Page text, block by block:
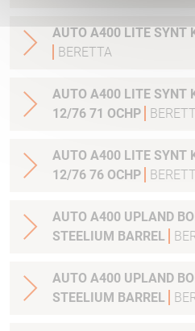
AUTO A400 LITE SYNT
BERETTA
AUTO A400 LITE SYNT
12/76 71 OCHP
AUTO A400 LITE SYNT
12/76 76 OCHP
AUTO A400 UPLAND
STEELIUM BARREL
AUTO A400 UPLAND
STEELIUM BARREL